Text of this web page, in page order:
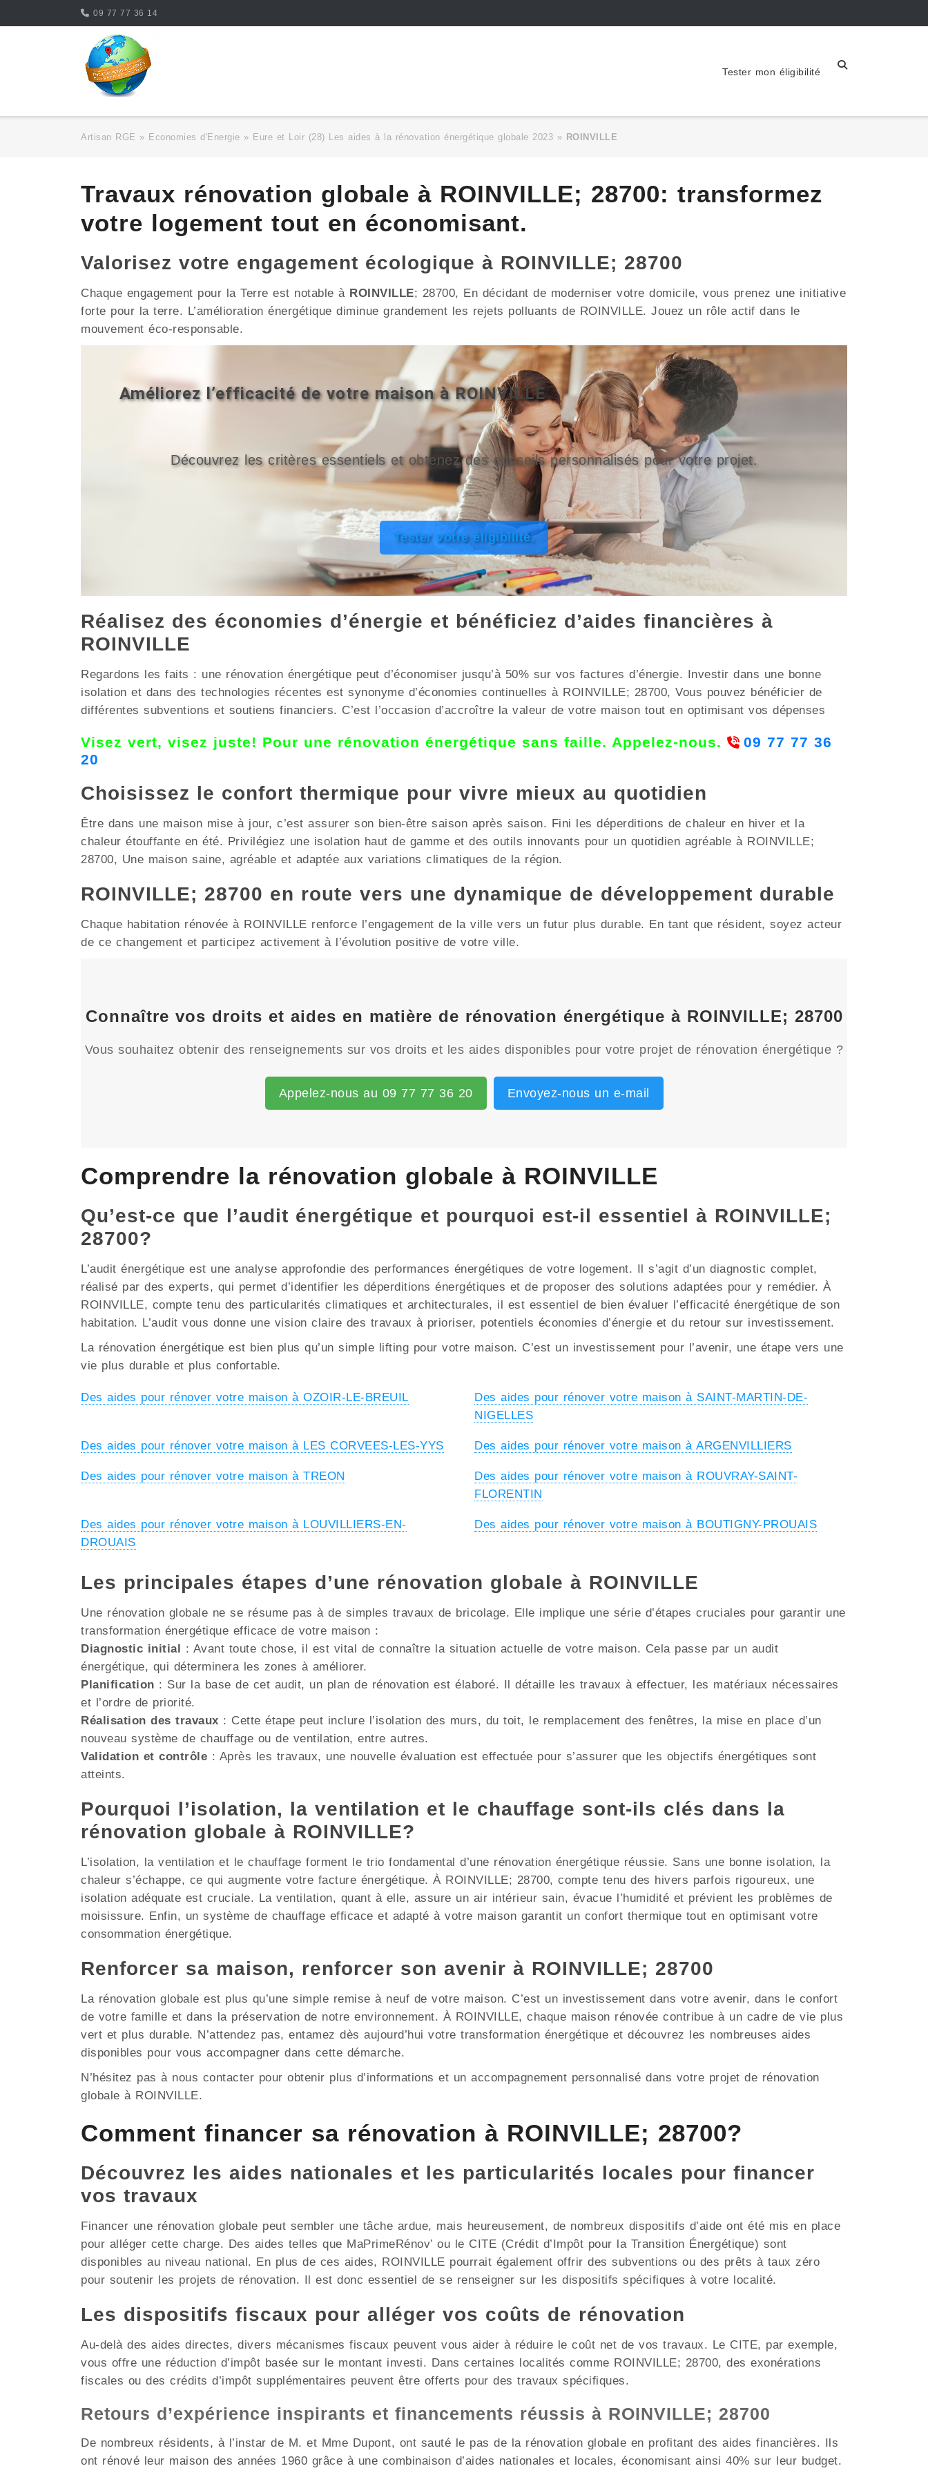
09 77 77 36 14
Tester mon éligibilité
Artisan RGE » Economies d'Energie » Eure et Loir (28) Les aides à la rénovation énergétique globale 2023 » ROINVILLE
Travaux rénovation globale à ROINVILLE; 28700: transformez
votre logement tout en économisant.
Valorisez votre engagement écologique à ROINVILLE; 28700
Chaque engagement pour la Terre est notable à ROINVILLE; 28700, En décidant de moderniser votre domicile, vous prenez une initiative
forte pour la terre. L’amélioration énergétique diminue grandement les rejets polluants de ROINVILLE. Jouez un rôle actif dans le
mouvement éco-responsable.
Améliorez l’efficacité de votre maison à ROINVILLE
Découvrez les critères essentiels et obtenez des conseils personnalisés pour votre projet.
Tester votre éligibilité.
Réalisez des économies d’énergie et bénéficiez d’aides financières à
ROINVILLE
Regardons les faits : une rénovation énergétique peut d’économiser jusqu’à 50% sur vos factures d’énergie. Investir dans une bonne
isolation et dans des technologies récentes est synonyme d’économies continuelles à ROINVILLE; 28700, Vous pouvez bénéficier de
différentes subventions et soutiens financiers. C’est l’occasion d’accroître la valeur de votre maison tout en optimisant vos dépenses
Visez vert, visez juste! Pour une rénovation énergétique sans faille. Appelez-nous.
09 77 77 36
20
Choisissez le confort thermique pour vivre mieux au quotidien
Être dans une maison mise à jour, c’est assurer son bien-être saison après saison. Fini les déperditions de chaleur en hiver et la
chaleur étouffante en été. Privilégiez une isolation haut de gamme et des outils innovants pour un quotidien agréable à ROINVILLE;
28700, Une maison saine, agréable et adaptée aux variations climatiques de la région.
ROINVILLE; 28700 en route vers une dynamique de développement durable
Chaque habitation rénovée à ROINVILLE renforce l’engagement de la ville vers un futur plus durable. En tant que résident, soyez acteur
de ce changement et participez activement à l’évolution positive de votre ville.
Connaître vos droits et aides en matière de rénovation énergétique à ROINVILLE; 28700
Vous souhaitez obtenir des renseignements sur vos droits et les aides disponibles pour votre projet de rénovation énergétique ?
Appelez-nous au 09 77 77 36 20 Envoyez-nous un e-mail
Comprendre la rénovation globale à ROINVILLE
Qu’est-ce que l’audit énergétique et pourquoi est-il essentiel à ROINVILLE;
28700?
L’audit énergétique est une analyse approfondie des performances énergétiques de votre logement. Il s’agit d’un diagnostic complet,
réalisé par des experts, qui permet d’identifier les déperditions énergétiques et de proposer des solutions adaptées pour y remédier. À
ROINVILLE, compte tenu des particularités climatiques et architecturales, il est essentiel de bien évaluer l’efficacité énergétique de son
habitation. L’audit vous donne une vision claire des travaux à prioriser, potentiels économies d’énergie et du retour sur investissement.
La rénovation énergétique est bien plus qu’un simple lifting pour votre maison. C’est un investissement pour l’avenir, une étape vers une
vie plus durable et plus confortable.
Des aides pour rénover votre maison à OZOIR-LE-BREUIL
Des aides pour rénover votre maison à SAINT-MARTIN-DE-
NIGELLES
Des aides pour rénover votre maison à LES CORVEES-LES-YYS Des aides pour rénover votre maison à ARGENVILLIERS
Des aides pour rénover votre maison à TREON
Des aides pour rénover votre maison à ROUVRAY-SAINT-
FLORENTIN
Des aides pour rénover votre maison à LOUVILLIERS-EN-
DROUAIS
Des aides pour rénover votre maison à BOUTIGNY-PROUAIS
Les principales étapes d’une rénovation globale à ROINVILLE
Une rénovation globale ne se résume pas à de simples travaux de bricolage. Elle implique une série d’étapes cruciales pour garantir une
transformation énergétique efficace de votre maison :
Diagnostic initial
: Avant toute chose, il est vital de connaître la situation actuelle de votre maison. Cela passe par un audit
énergétique, qui déterminera les zones à améliorer.
Planification : Sur la base de cet audit, un plan de rénovation est élaboré. Il détaille les travaux à effectuer, les matériaux nécessaires
et l’ordre de priorité.
Réalisation des travaux : Cette étape peut inclure l’isolation des murs, du toit, le remplacement des fenêtres, la mise en place d’un
nouveau système de chauffage ou de ventilation, entre autres.
Validation et contrôle : Après les travaux, une nouvelle évaluation est effectuée pour s’assurer que les objectifs énergétiques sont
atteints.
Pourquoi l’isolation, la ventilation et le chauffage sont-ils clés dans la
rénovation globale à ROINVILLE?
L’isolation, la ventilation et le chauffage forment le trio fondamental d’une rénovation énergétique réussie. Sans une bonne isolation, la
chaleur s’échappe, ce qui augmente votre facture énergétique. À ROINVILLE; 28700, compte tenu des hivers parfois rigoureux, une
isolation adéquate est cruciale. La ventilation, quant à elle, assure un air intérieur sain, évacue l’humidité et prévient les problèmes de
moisissure. Enfin, un système de chauffage efficace et adapté à votre maison garantit un confort thermique tout en optimisant votre
consommation énergétique.
Renforcer sa maison, renforcer son avenir à ROINVILLE; 28700
La rénovation globale est plus qu’une simple remise à neuf de votre maison. C’est un investissement dans votre avenir, dans le confort
de votre famille et dans la préservation de notre environnement. À ROINVILLE, chaque maison rénovée contribue à un cadre de vie plus
vert et plus durable. N’attendez pas, entamez dès aujourd’hui votre transformation énergétique et découvrez les nombreuses aides
disponibles pour vous accompagner dans cette démarche.
N’hésitez pas à nous contacter pour obtenir plus d’informations et un accompagnement personnalisé dans votre projet de rénovation
globale à ROINVILLE.
Comment financer sa rénovation à ROINVILLE; 28700?
Découvrez les aides nationales et les particularités locales pour financer
vos travaux
Financer une rénovation globale peut sembler une tâche ardue, mais heureusement, de nombreux dispositifs d’aide ont été mis en place
pour alléger cette charge. Des aides telles que MaPrimeRénov’ ou le CITE (Crédit d’Impôt pour la Transition Énergétique) sont
disponibles au niveau national. En plus de ces aides, ROINVILLE pourrait également offrir des subventions ou des prêts à taux zéro
pour soutenir les projets de rénovation. Il est donc essentiel de se renseigner sur les dispositifs spécifiques à votre localité.
Les dispositifs fiscaux pour alléger vos coûts de rénovation
Au-delà des aides directes, divers mécanismes fiscaux peuvent vous aider à réduire le coût net de vos travaux. Le CITE, par exemple,
vous offre une réduction d’impôt basée sur le montant investi. Dans certaines localités comme ROINVILLE; 28700, des exonérations
fiscales ou des crédits d’impôt supplémentaires peuvent être offerts pour des travaux spécifiques.
Retours d’expérience inspirants et financements réussis à ROINVILLE; 28700
De nombreux résidents, à l’instar de M. et Mme Dupont, ont sauté le pas de la rénovation globale en profitant des aides financières. Ils
ont rénové leur maison des années 1960 grâce à une combinaison d’aides nationales et locales, économisant ainsi 40% sur leur budget.